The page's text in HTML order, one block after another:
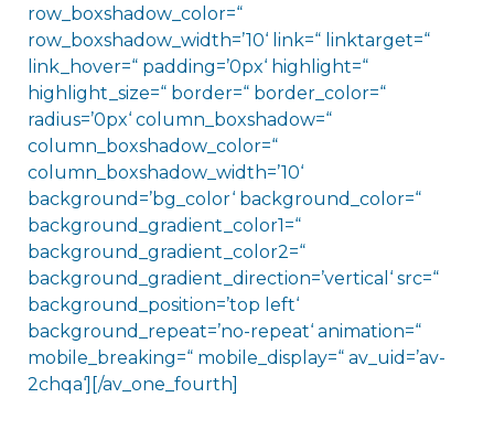
row_boxshadow_color=“
row_boxshadow_width=’10‘ link=“ linktarget=“
link_hover=“ padding=’0px‘ highlight=“
highlight_size=“ border=“ border_color=“
radius=’0px‘ column_boxshadow=“
column_boxshadow_color=“
column_boxshadow_width=’10‘
background=’bg_color‘ background_color=“
background_gradient_color1=“
background_gradient_color2=“
background_gradient_direction=’vertical‘ src=“
background_position=’top left‘
background_repeat=’no-repeat‘ animation=“
mobile_breaking=“ mobile_display=“ av_uid=’av-
2chqa‘][/av_one_fourth]